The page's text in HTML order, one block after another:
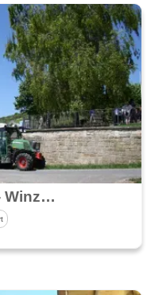
Weingut Marco Pfennig - Winzer aus Leidenschaft